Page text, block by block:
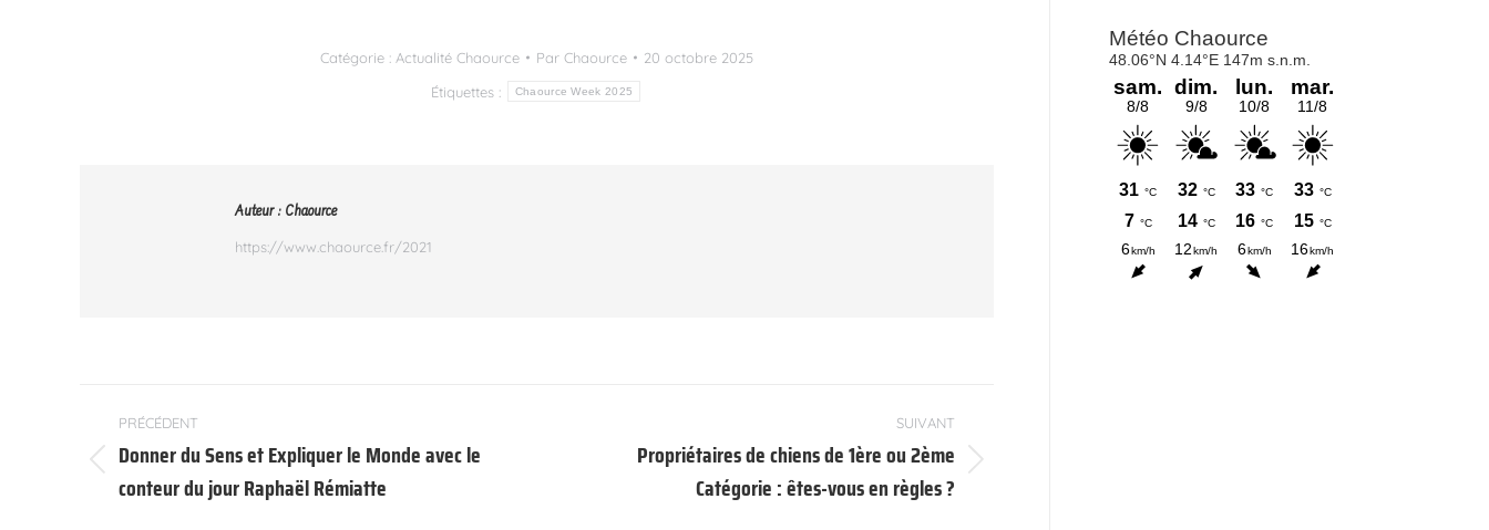
Catégorie : Actualité Chaource Par Chaource
20 octobre 2025
Étiquettes :
Chaource Week 2025
Auteur : Chaource
https://www.chaource.fr/2021
Navigation
article
PRÉCÉDENT
précédent
Donner du Sens et Expliquer le Monde avec le
conteur du jour Raphaël Rémiatte
SUIVANT
Propriétaires de chiens de 1ère ou 2ème
Catégorie : êtes-vous en règles ?